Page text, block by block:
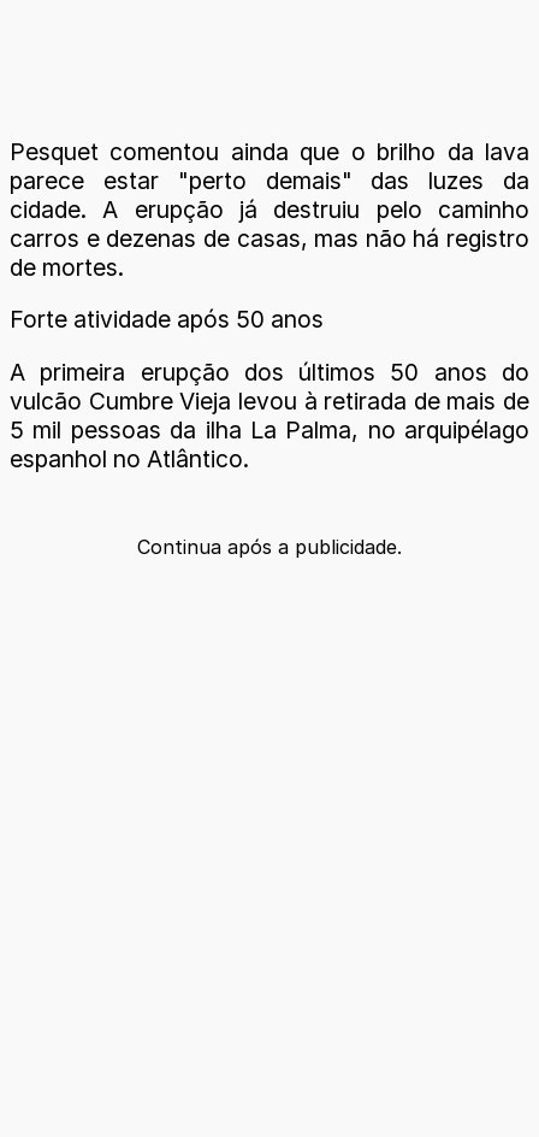
Pesquet comentou ainda que o brilho da lava
parece estar "perto demais" das luzes da
cidade. A erupção já destruiu pelo caminho
carros e dezenas de casas, mas não há registro
de mortes.
Forte atividade após 50 anos
A primeira erupção dos últimos 50 anos do
vulcão Cumbre Vieja levou à retirada de mais de
5 mil pessoas da ilha La Palma, no arquipélago
espanhol no Atlântico.
Continua após a publicidade.